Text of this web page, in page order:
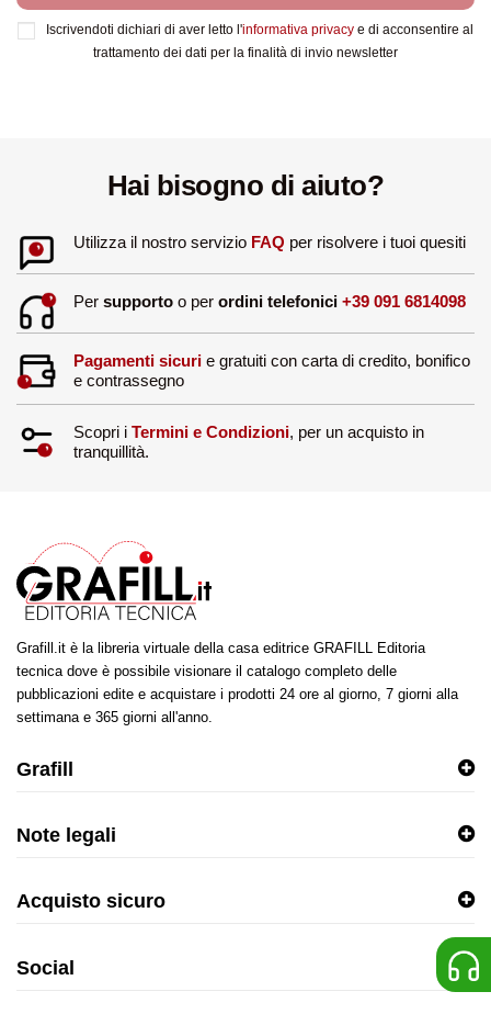
Iscrivendoti dichiari di aver letto l'informativa privacy e di acconsentire al
trattamento dei dati per la finalità di invio newsletter
Hai bisogno di aiuto?
Utilizza il nostro servizio FAQ per risolvere i tuoi quesiti
Per supportoo per ordini telefonici +39 091 6814098
Pagamenti sicurie gratuiti con carta di credito, bonifico
e contrassegno
Scopri i Termini e Condizioni, per un acquisto in
tranquillità.
Grafill.it è la libreria virtuale della casa editrice GRAFILL Editoria
tecnica dove è possibile visionare il catalogo completo delle
pubblicazioni edite e acquistare i prodotti 24 ore al giorno, 7 giorni alla
settimana e 365 giorni all'anno.
Grafill
Note legali
Acquisto sicuro
Social